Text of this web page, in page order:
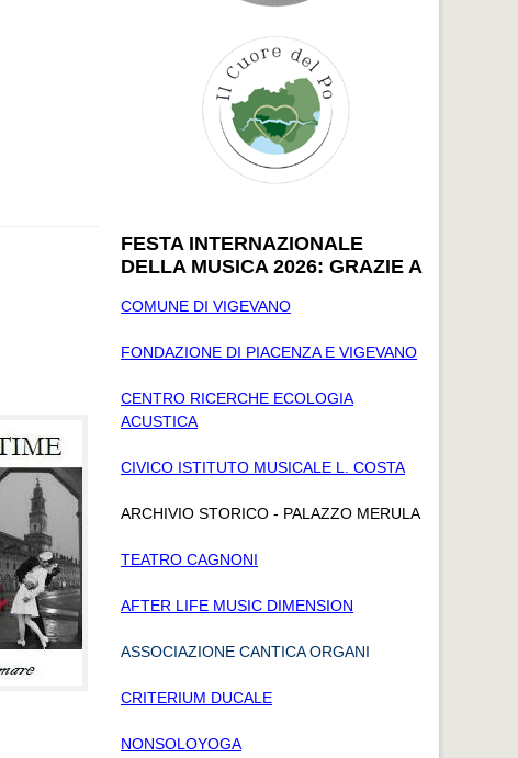
FESTA INTERNAZIONALE
DELLA MUSICA 2026: GRAZIE A
COMUNE DI VIGEVANO
FONDAZIONE DI PIACENZA E VIGEVANO
CENTRO RICERCHE ECOLOGIA
ACUSTICA
CIVICO ISTITUTO MUSICALE L. COSTA
ARCHIVIO STORICO - PALAZZO MERULA
TEATRO CAGNONI
AFTER LIFE MUSIC DIMENSION
ASSOCIAZIONE CANTICA ORGANI
CRITERIUM DUCALE
NONSOLOYOGA